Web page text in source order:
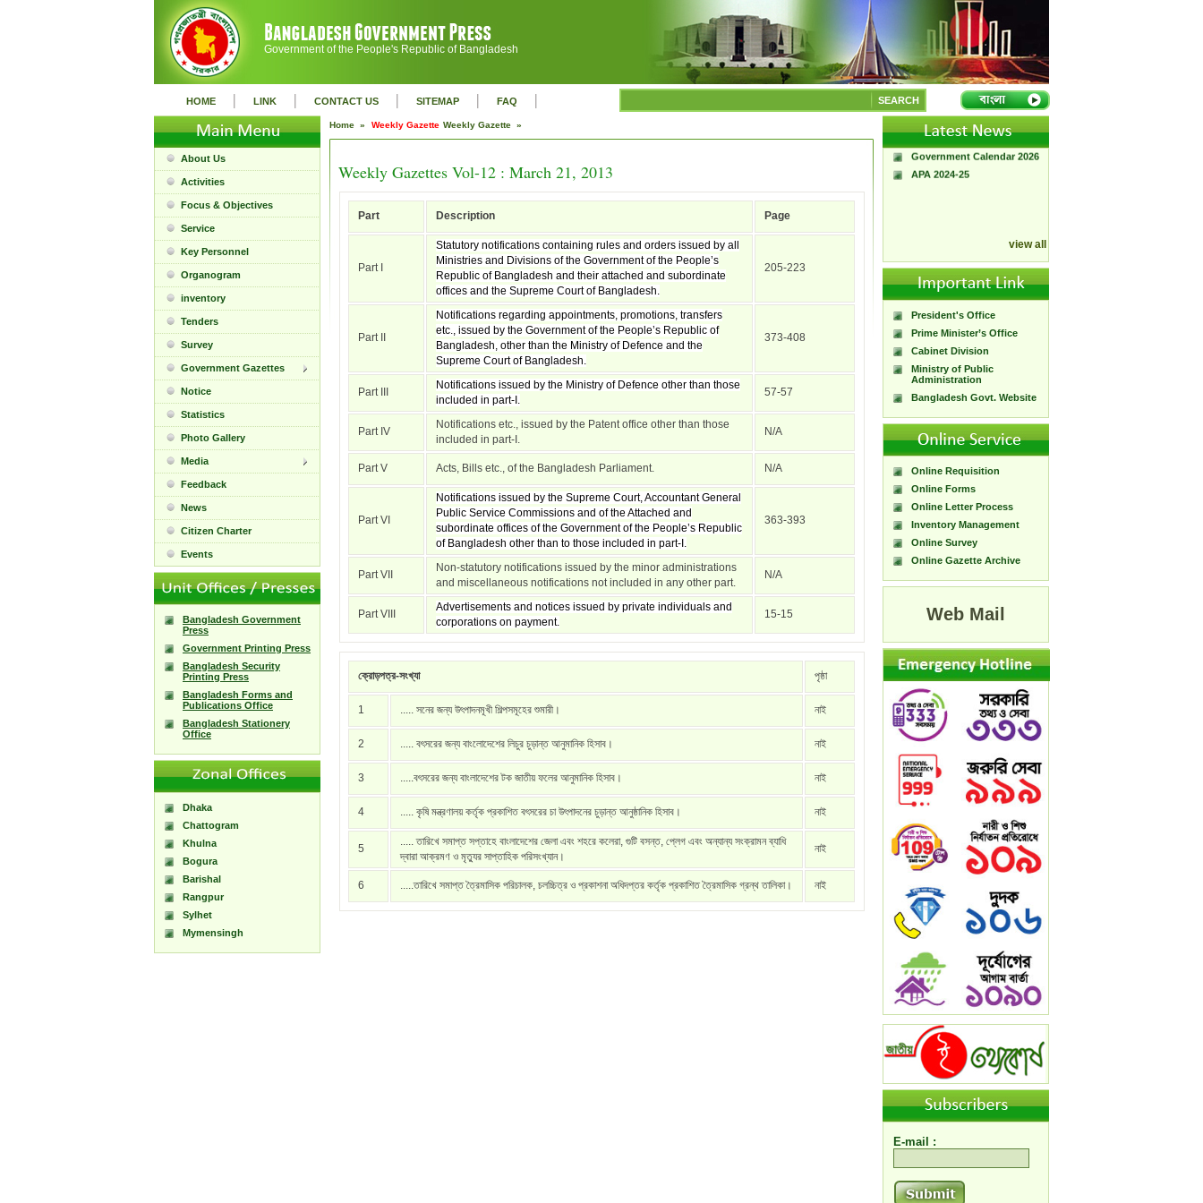
Government of the People's Republic of Bangladesh
HOME | LINK | CONTACT US | SITEMAP | FAQ | SEARCH
About Us
Activities
Focus & Objectives
Service
Key Personnel
Organogram
inventory
Tenders
Survey
Government Gazettes
Notice
Statistics
Photo Gallery
Media
Feedback
News
Citizen Charter
Events
Bangladesh Government
Press
Government Printing Press
Bangladesh Security
Printing Press
Bangladesh Forms and
Publications Office
Bangladesh Stationery
Office
Dhaka
Chattogram
Khulna
Bogura
Barishal
Rangpur
Sylhet
Mymensingh
Home » Weekly Gazette Weekly Gazette »
Weekly Gazettes Vol-12 : March 21, 2013
Part Description Page
Part I
Statutory notifications containing rules and orders issued by all
Ministries and Divisions of the Government of the People’s
Republic of Bangladesh and their attached and subordinate
offices and the Supreme Court of Bangladesh.
205-223
Part II
Notifications regarding appointments, promotions, transfers
etc., issued by the Government of the People’s Republic of
Bangladesh, other than the Ministry of Defence and the
Supreme Court of Bangladesh.
373-408
Part III
Notifications issued by the Ministry of Defence other than those
included in part-I.
57-57
Part IV
Notifications etc., issued by the Patent office other than those
included in part-I.
N/A
Part V Acts, Bills etc., of the Bangladesh Parliament. N/A
Part VI
Notifications issued by the Supreme Court, Accountant General
Public Service Commissions and of the Attached and
subordinate offices of the Government of the People’s Republic
of Bangladesh other than to those included in part-I.
363-393
Part VII
Non-statutory notifications issued by the minor administrations
and miscellaneous notifications not included in any other part.
N/A
Part VIII
Advertisements and notices issued by private individuals and
corporations on payment.
15-15
ক্রোড়পত্র-সংখ্যা পৃষ্ঠা
1 ..... সনের জন্য উৎপাদনমূখী শিল্পসমূহের শুমারী। নাই
2 ..... বৎসরের জন্য বাংলোদেশের লিচুর চুড়ান্ত আনুমানিক হিসাব। নাই
3 .....বৎসরের জন্য বাংলাদেশের টক জাতীয় ফলের আনুমানিক হিসাব। নাই
4 ..... কৃষি মন্ত্রণালয় কর্তৃক প্রকাশিত বৎসরের চা উৎপাদনের চুড়ান্ত আনুষ্ঠানিক হিসাব। নাই
5
..... তারিখে সমাপ্ত সপ্তাহে বাংলাদেশের জেলা এবং শহরে কলেরা, গুটি বসন্ত, প্লেগ এবং অন্যান্য সংক্রামন ব্যাধি
দ্বারা আক্রমণ ও মৃত্যুর সাপ্তাহিক পরিসংখ্যান।
নাই
6 .....তারিখে সমাপ্ত ত্রৈমাসিক পরিচালক, চলচ্চিত্র ও প্রকাশনা অধিদপ্তর কর্তৃক প্রকাশিত ত্রৈমাসিক গ্রন্থ তালিকা। নাই
A Handbook of
Government Press
Citizen Charter of
Bangladesh Government
Press
Government Calendar 2026
APA 2024-25
view all
President's Office
Prime Minister’s Office
Cabinet Division
Ministry of Public
Administration
Bangladesh Govt. Website
Online Requisition
Online Forms
Online Letter Process
Inventory Management
Online Survey
Online Gazette Archive
Web Mail
E-mail :